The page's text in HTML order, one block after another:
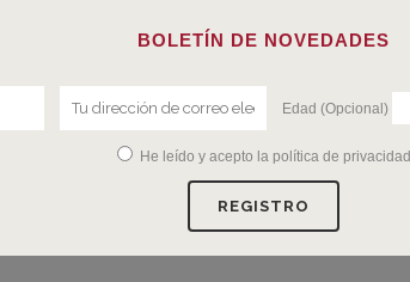
BOLETÍN DE NOVEDADES
Edad (Opcional)
He leído y acepto la política de privacidad